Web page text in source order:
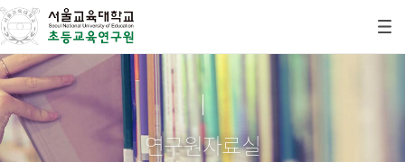
연구원자료실